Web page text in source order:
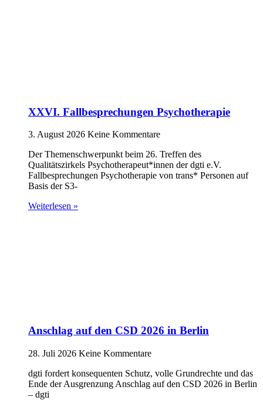
XXVI. Fallbesprechungen Psychotherapie
3. August 2026 Keine Kommentare
Der Themenschwerpunkt beim 26. Treffen des
Qualitätszirkels Psychotherapeut*innen der dgti e.V.
Fallbesprechungen Psychotherapie von trans* Personen auf
Basis der S3-
Weiterlesen »
Anschlag auf den CSD 2026 in Berlin
28. Juli 2026 Keine Kommentare
dgti fordert konsequenten Schutz, volle Grundrechte und das
Ende der Ausgrenzung Anschlag auf den CSD 2026 in Berlin
– dgti